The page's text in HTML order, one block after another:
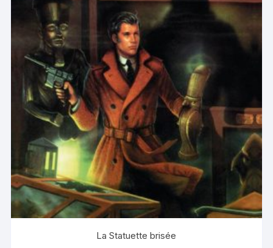
La Statuette brisée